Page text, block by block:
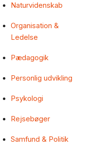
Naturvidenskab
Organisation &
Ledelse
Pædagogik
Personlig udvikling
Psykologi
Rejsebøger
Samfund & Politik